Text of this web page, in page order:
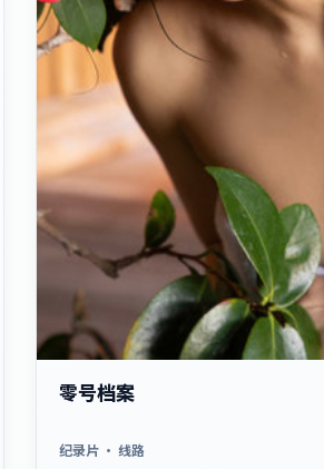
零号档案
纪录片· 线路